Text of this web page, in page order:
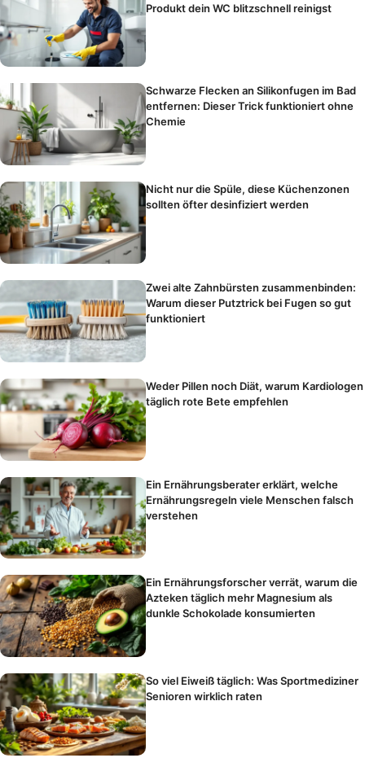
Produkt dein WC blitzschnell reinigst
Schwarze Flecken an Silikonfugen im Bad
entfernen: Dieser Trick funktioniert ohne
Chemie
Nicht nur die Spüle, diese Küchenzonen
sollten öfter desinfiziert werden
Zwei alte Zahnbürsten zusammenbinden:
Warum dieser Putztrick bei Fugen so gut
funktioniert
Weder Pillen noch Diät, warum Kardiologen
täglich rote Bete empfehlen
Ein Ernährungsberater erklärt, welche
Ernährungsregeln viele Menschen falsch
verstehen
Ein Ernährungsforscher verrät, warum die
Azteken täglich mehr Magnesium als
dunkle Schokolade konsumierten
So viel Eiweiß täglich: Was Sportmediziner
Senioren wirklich raten